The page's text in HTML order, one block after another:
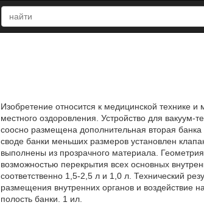
Изобретение относится к медицинской технике
местного оздоровления. Устройство для вакуум-
соосно размещена дополнительная вторая
своде банки меньших размеров установлен
выполнены из прозрачного материала.
возможностью перекрытия всех основных
соответственно 1,5-2,5 л и 1,0 л. Технический
размещения внутренних органов и воздействие
полость банки. 1 ил.